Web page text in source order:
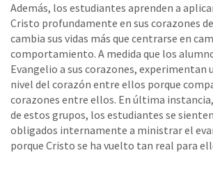
Además, los estudiantes aprenden a
Cristo profundamente en sus corazones
cambia sus vidas más que centrarse en
comportamiento. A medida que los
Evangelio a sus corazones, experimentan
nivel del corazón entre ellos porque
corazones entre ellos. En última
de estos grupos, los estudiantes se
obligados internamente a ministrar el
porque Cristo se ha vuelto tan real para